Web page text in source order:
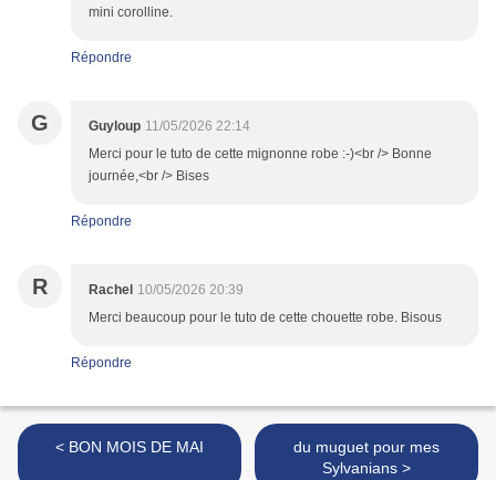
mini corolline.
Répondre
G Guyloup 11/05/2026 22:14
Merci pour le tuto de cette mignonne robe :-)<br /> Bonne
journée,<br /> Bises
Répondre
R Rachel 10/05/2026 20:39
Merci beaucoup pour le tuto de cette chouette robe. Bisous
Répondre
< BON MOIS DE MAI
du muguet pour mes
Sylvanians >